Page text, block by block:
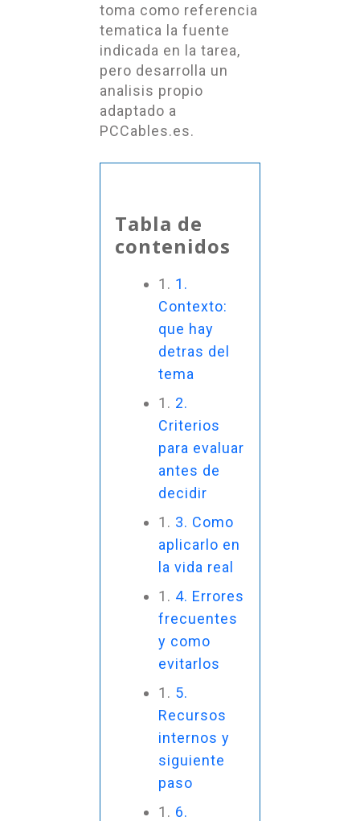
toma como referencia
tematica la fuente
indicada en la tarea,
pero desarrolla un
analisis propio
adaptado a
PCCables.es.
Tabla de
contenidos
1.
Contexto:
que hay
detras del
tema
2.
Criterios
para evaluar
antes de
decidir
3. Como
aplicarlo en
la vida real
4. Errores
frecuentes
y como
evitarlos
5.
Recursos
internos y
siguiente
paso
6.